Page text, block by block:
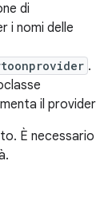
di
i nomi delle
.
il provider
È necessario